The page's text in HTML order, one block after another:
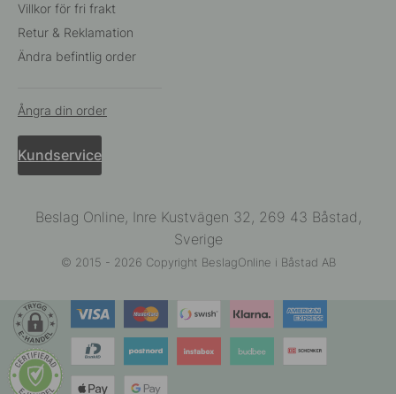
Villkor för fri frakt
Retur & Reklamation
Ändra befintlig order
Ångra din order
Kundservice
Beslag Online, Inre Kustvägen 32, 269 43 Båstad,
Sverige
© 2015 - 2026 Copyright BeslagOnline i Båstad AB